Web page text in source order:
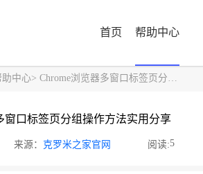
首页 帮助中心
助中心> Chrome浏览器多窗口标签页分组操作方法实用分享
窗口标签页分组操作方法实用分享
来源： 克罗米之家官网 阅读:5